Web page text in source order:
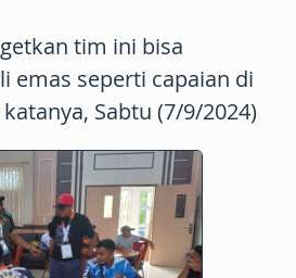
tim ini bisa
emas seperti capaian di
Sabtu (7/9/2024)